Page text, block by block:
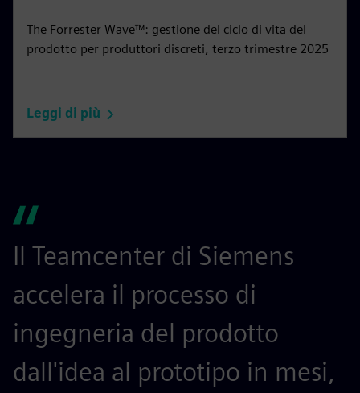
The Forrester Wave™: gestione del ciclo di vita del
prodotto per produttori discreti, terzo trimestre 2025
Leggi di più
Il Teamcenter di Siemens
accelera il processo di
ingegneria del prodotto
dall'idea al prototipo in mesi,